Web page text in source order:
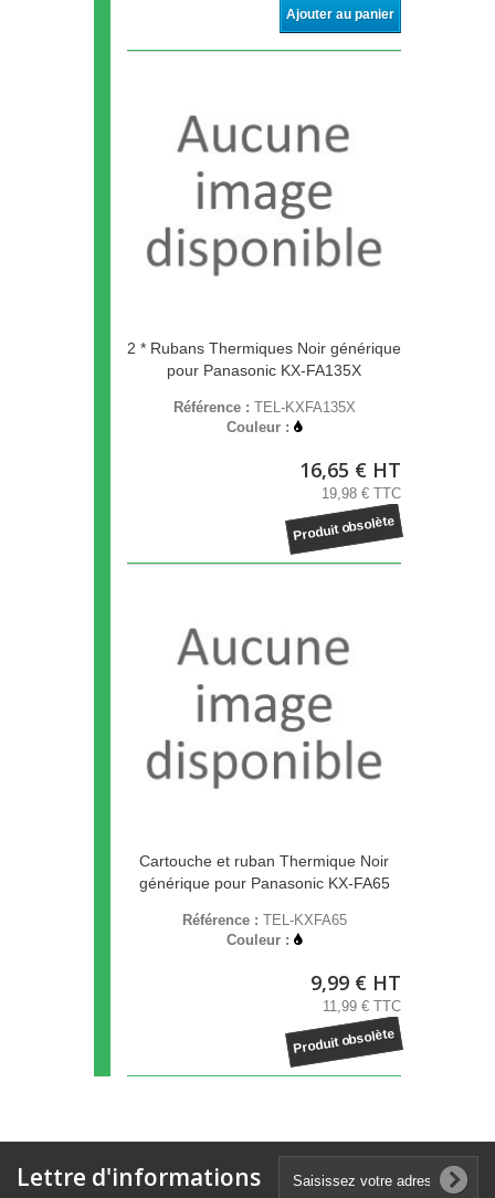
Ajouter au panier
2 * Rubans Thermiques Noir générique
pour Panasonic KX-FA135X
Référence : TEL-KXFA135X
Couleur :
16,65 € HT
19,98 € TTC
Produit obsolète
Cartouche et ruban Thermique Noir
générique pour Panasonic KX-FA65
Référence : TEL-KXFA65
Couleur :
9,99 € HT
11,99 € TTC
Produit obsolète
Lettre d'informations